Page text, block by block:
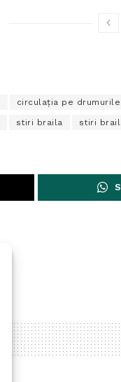
circulaţia pe
stiri braila stiri